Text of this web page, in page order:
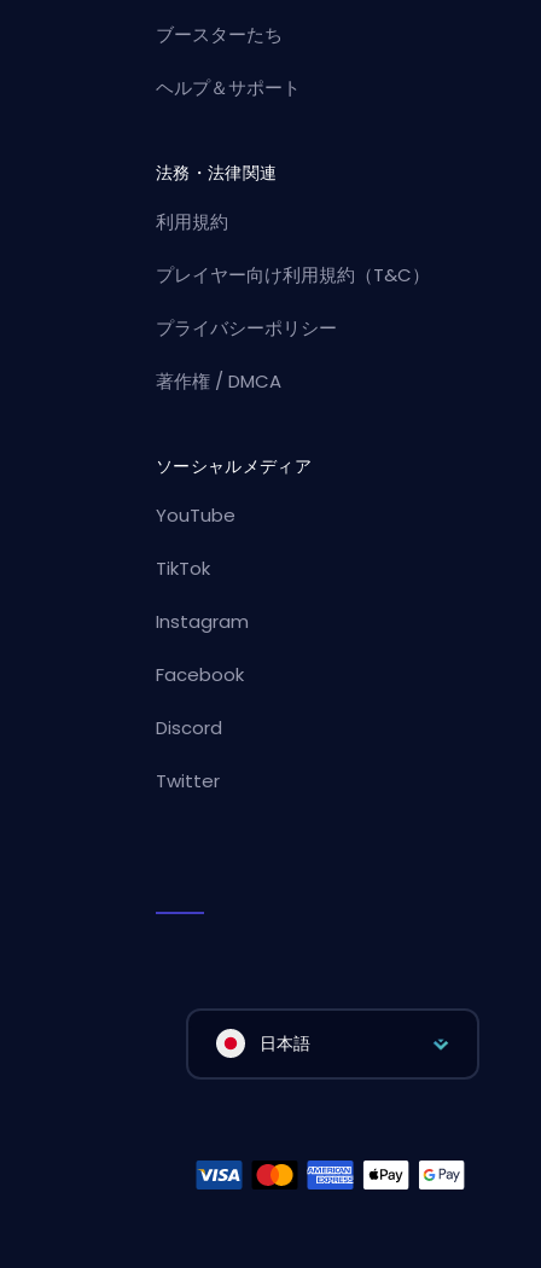
ブースターたち
ヘルプ＆サポート
法務・法律関連
利用規約
プレイヤー向け利用規約（T&C）
プライバシーポリシー
著作権 / DMCA
ソーシャルメディア
YouTube
TikTok
Instagram
Facebook
Discord
Twitter
日本語